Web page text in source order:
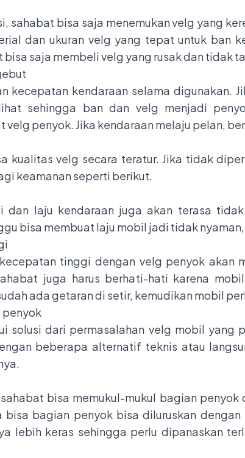
sahabat bisa saja menemukan velg yang
dan ukuran velg yang tepat untuk ban
saja membeli velg yang rusak dan tidak
kecepatan kendaraan selama digunakan.
sehingga ban dan velg menjadi
velg penyok. Jika kendaraan melaju pelan,
kualitas velg secara teratur. Jika tidak
keamanan seperti berikut.
dan laju kendaraan juga akan terasa
bisa membuat laju mobil jadi tidak
tinggi dengan velg penyok akan
juga harus berhati-hati karena
ada getaran di setir, kemudikan mobil
penyok
solusi dari permasalahan velg mobil yang
beberapa alternatif teknis atau
sahabat bisa memukul-mukul bagian
bagian penyok bisa diluruskan
lebih keras sehingga perlu dipanaskan